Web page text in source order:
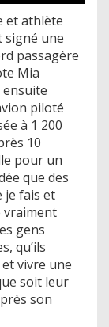
et athlète
signé une
passagère
Mia
ensuite
piloté
à 1 200
10
pour un
que des
je fais et
vraiment
gens
qu’ils
vivre une
soit leur
son